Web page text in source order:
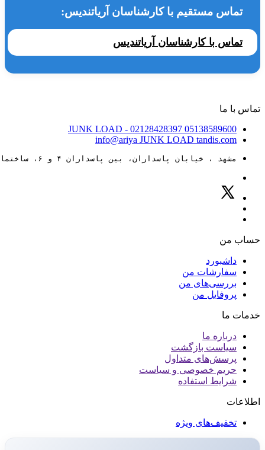
تماس مستقیم با کارشناسان آریاتندیس:
تماس با کارشناسان آریاتندیس
تماس با ما
05138589600
JUNK LOAD - 02128428397
info@ariya JUNK LOAD tandis.com
مشهد ، خیابان پاسداران، بین پاسداران ۴ و ۶، ساختمان ۸۸
حساب من
داشبورد
سفارشات من
بررسی‌های من
پروفایل من
خدمات ما
درباره ما
سیاست بازگشت
پرسش‌های متداول
حریم خصوصی و سیاست
شرایط استفاده
اطلاعات
تخفیف‌های ویژه